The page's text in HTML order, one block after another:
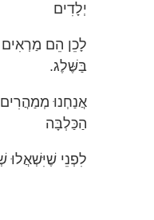
יְלָדִים
לָכֵן הֵם
בַּשֶּׁלֶג.
אֲנַחְנוּ
הַכַּלְבָּה
לִפְנֵי שֶׁיִּשְׁאֲלוּ